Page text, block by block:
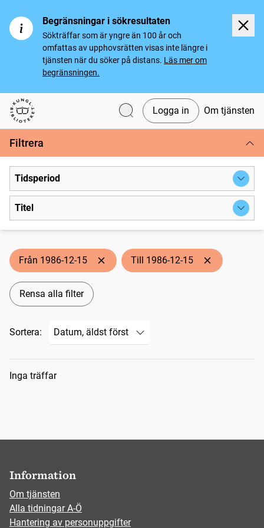
Begränsningar i sökresultaten
Sökträffar som är yngre än 100 år och
omfattas av upphovsrätten visas inte längre i
tjänsten när du söker på distans. Läs mer om
begränsningen.
Svenska tidningar
Logga in Om tjänsten
Filtrera
Tidsperiod
Titel
Från 1986-12-15 Till 1986-12-15
Rensa alla filter
Sortera:
Sökresultat
Inga träffar
Information
Om tjänsten
Alla tidningar A-Ö
Hantering av personuppgifter